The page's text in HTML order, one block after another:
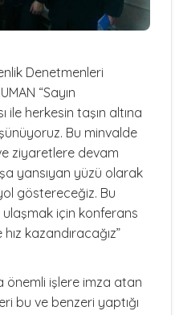
Denetmenleri
“Sayın
ile herkesin taşın altına
Bu minvalde
ziyaretlere devam
yansıyan yüzü olarak
göstereceğiz. Bu
için konferans
kazandıracağız”
önemli işlere imza atan
bu ve benzeri yaptığı